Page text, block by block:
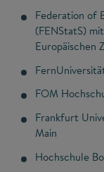
Federation of
(FENStatS)
Europäischen
FOM
Frankfurt
Main
Hochschule